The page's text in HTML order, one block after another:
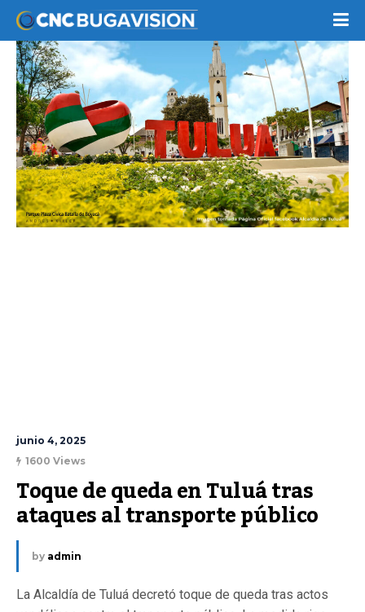
junio 4, 2025
1600 Views
Toque de queda en Tuluá tras
ataques al transporte público
by admin
La Alcaldía de Tuluá decretó toque de queda tras actos